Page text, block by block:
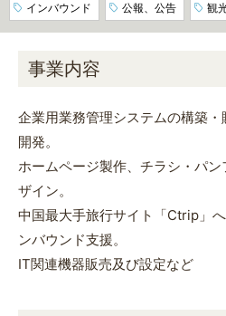
インバウンド 公報、公告 観
事業内容
企業用業務管理システムの構築
開発。
ホームページ製作、チラシ・パ
ザイン。
中国最大手旅行サイト「Ctrip」
ンバウンド支援。
IT関連機器販売及び設定など